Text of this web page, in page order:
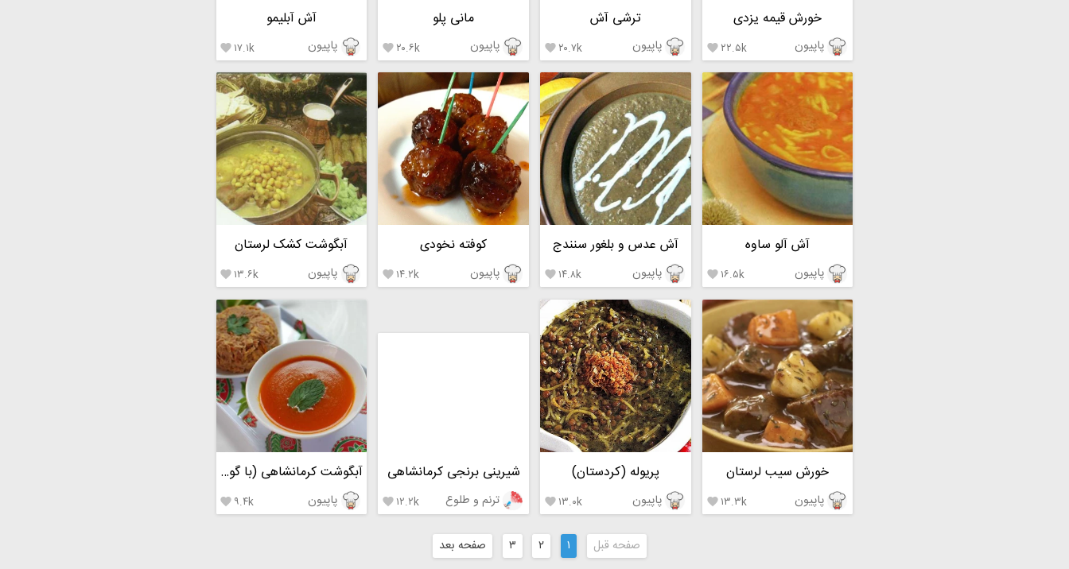
خورش قیمه یزدی
پاپیون ۲۲.۵k 
ترشی آش
پاپیون ۲۰.۷k 
مانی پلو
پاپیون ۲۰.۶k 
آش آبلیمو
پاپیون ۱۷.۱k 
آش آلو ساوه
پاپیون ۱۶.۵k
آش عدس و بلغور سنندج
پاپیون ۱۴.۸k
کوفته نخودی
پاپیون ۱۴.۲k 
آبگوشت کشک لرستان
پاپیون ۱۳.۶k 
خورش سیب لرستان
پاپیون ۱۳.۳k
پریوله (کردستان)
پاپیون ۱۳.۰k
شیرینی برنجی کرمانشاهی
ترنم و طلوع ۱۲.۲k 
آبگوشت کرمانشاهی (با گوجه سبز)
پاپیون ۹.۴k 
صفحه قبل ۱ ۲ ۳ صفحه بعد